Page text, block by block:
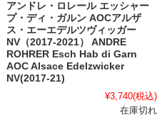
アンドレ・ロレール エッシャー
プ・ディ・ガルン AOCアルザ
ス・エーエデルツヴィッガー
NV（2017-2021） ANDRE
ROHRER Esch Hab di Garn
AOC Alsace Edelzwicker
NV(2017-21)
¥3,740(税込)
在庫切れ